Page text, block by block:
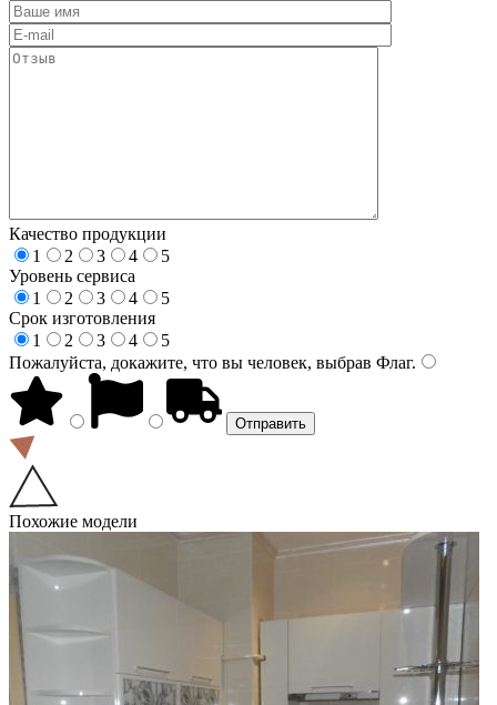
Качество продукции
1
2 3 4
5
Уровень сервиса
1
2 3 4
5
Срок изготовления
1
2 3 4
5
Пожалуйста, докажите, что вы человек, выбрав Флаг.
Похожие модели